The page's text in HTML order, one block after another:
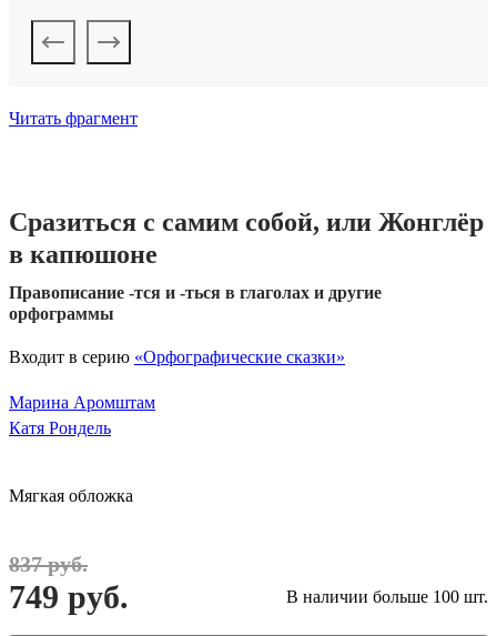
Читать фрагмент
Сразиться с самим собой, или Жонглёр
в капюшоне
Правописание -тся и -ться в глаголах и другие
орфограммы
Входит в серию «Орфографические сказки»
Марина Аромштам
Катя Рондель
Мягкая обложка
837 руб.
749 руб. В наличии больше 100 шт.